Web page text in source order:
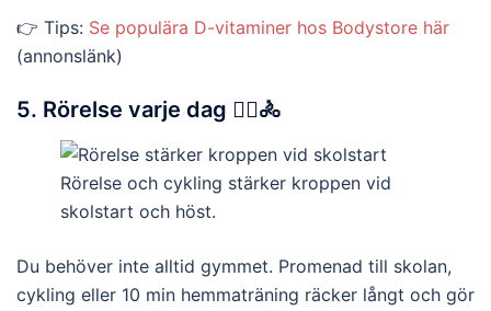
👉 Tips: Se populära D-vitaminer hos Bodystore här
(annonslänk)
5. Rörelse varje dag 🚶‍♂️🚴
Rörelse och cykling stärker kroppen vid
skolstart och höst.
Du behöver inte alltid gymmet. Promenad till skolan,
cykling eller 10 min hemmaträning räcker långt och gör